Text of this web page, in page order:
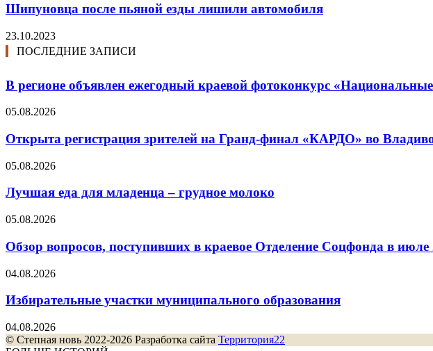
Шипуновца после пьяной езды лишили автомобиля
23.10.2023
ПОСЛЕДНИЕ ЗАПИСИ
В регионе объявлен ежегодный краевой фотоконкурс
05.08.2026
Открыта регистрация зрителей на Гранд-финал «КАРДО» во
05.08.2026
Лучшая еда для младенца – грудное молоко
05.08.2026
Обзор вопросов, поступивших в краевое Отделение Соцфонда в июле
04.08.2026
Избирательные участки муниципального образования
04.08.2026
© Степная новь 2022-2026 Разработка сайта Территория22